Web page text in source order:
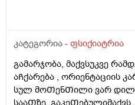
vnerviulobt. Gtxovt male
კატეგორია - ფსიქიატრია
გამარჯობა, მაქვსუკვე
აᲩქარება , ორიენტაციის
სულ მოᲗენᲗილი ვარ